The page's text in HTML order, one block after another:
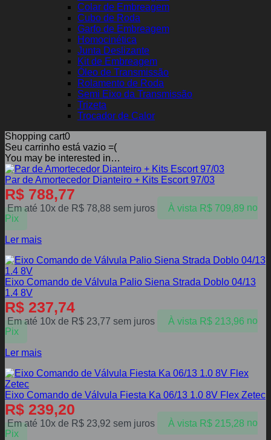
Colar de Embreagem
Cubo de Roda
Garfo de Embreagem
Homocinética
Junta Deslizante
Kit de Embreagem
Óleo de Transmissão
Rolamento de Roda
Semi Eixo da Transmissão
Trizeta
Trocador de Calor
Shopping cart0
Seu carrinho está vazio =(
You may be interested in…
Par de Amortecedor Dianteiro + Kits Escort 97/03
R$ 788,77
Em até 10x de R$ 78,88 sem juros À vista R$709,89 no
Pix
Ler mais
Eixo Comando de Válvula Palio Siena Strada Doblo 04/13
1.4 8V
R$ 237,74
Em até 10x de R$ 23,77 sem juros À vista R$213,96 no
Pix
Ler mais
Eixo Comando de Válvula Fiesta Ka 06/13 1.0 8V Flex Zetec
R$ 239,20
Em até 10x de R$ 23,92 sem juros À vista R$215,28 no
Pix